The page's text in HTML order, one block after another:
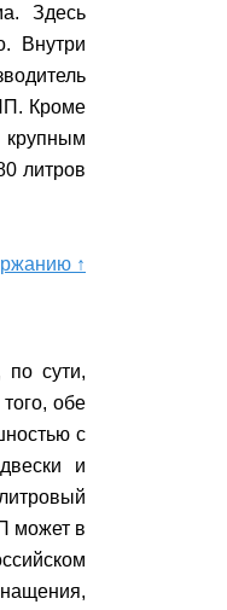
Здесь
Внутри
Кроме
крупным
литров
↑
сути,
обе
с
и
может в